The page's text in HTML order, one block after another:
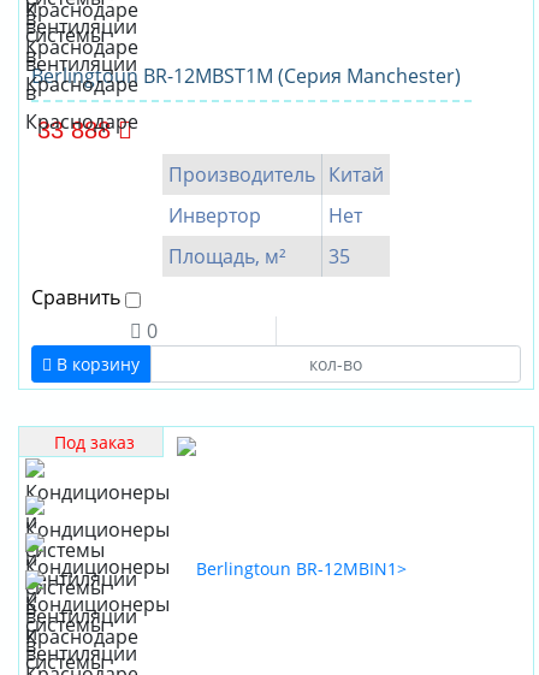
Berlingtoun BR-12MBST1M (Серия Manchester)
33 888
Производитель Китай
Инвертор
Нет
Площадь, м²
35
Сравнить
0
В корзину
Под заказ